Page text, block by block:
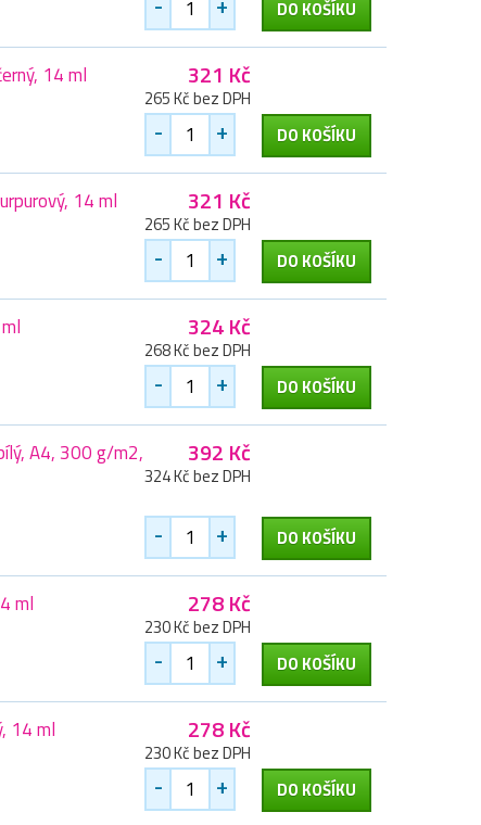
DO KOŠÍKU
14 ml 321 Kč
265 Kč bez DPH
- + DO KOŠÍKU
14 ml 321 Kč
265 Kč bez DPH
- + DO KOŠÍKU
324 Kč
268 Kč bez DPH
- + DO KOŠÍKU
A4, 300 g/m2,
392 Kč
324 Kč bez DPH
- + DO KOŠÍKU
ml 278 Kč
230 Kč bez DPH
- + DO KOŠÍKU
14 ml 278 Kč
230 Kč bez DPH
- + DO KOŠÍKU